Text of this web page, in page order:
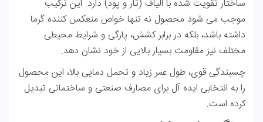
ساختار تقویت‌ شده با الیاف (تار و پود) دارد. این ترکیب
موجب می‌ شود محصول نه تنها خواص منعکس‌ کننده گرما
داشته باشد، بلکه در برابر کشش، پارگی و شرایط محیطی
مختلف نیز مقاومت بسیار بالایی از خود نشان دهد.
چسبندگی قوی، طول عمر زیاد و تحمل دمایی بالا، این محصول
را به انتخابی ایده‌ آل برای مصارف صنعتی و ساختمانی تبدیل
کرده است.